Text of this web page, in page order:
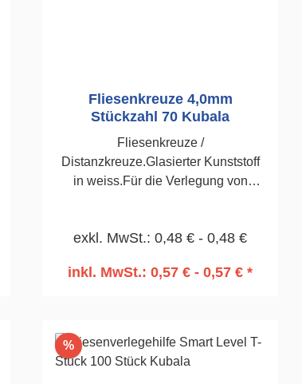
Fliesenkreuze 4,0mm
Stückzahl 70 Kubala
Fliesenkreuze /
Distanzkreuze.Glasierter Kunststoff
in weiss.Für die Verlegung von
exkl. MwSt.: 0,48 € - 0,48 €
inkl. MwSt.: 0,57 € - 0,57 € *
%Rabatt